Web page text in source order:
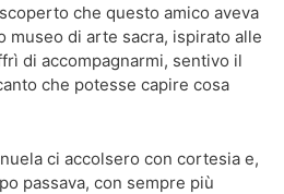
che questo amico aveva
museo di arte sacra, ispirato alle
di accompagnarmi, sentivo il
che potesse capire cosa
ci accolsero con cortesia e,
passava, con sempre più